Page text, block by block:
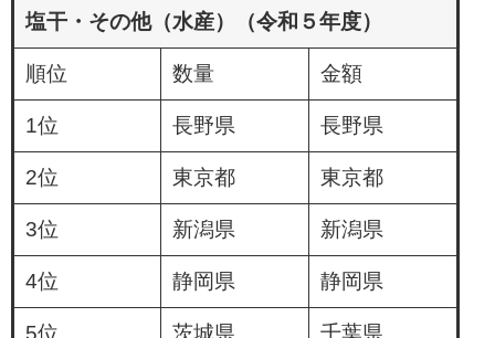
塩干・その他（水産）（令和５年度）
順位 数量 金額
1位 長野県 長野県
2位 東京都 東京都
3位 新潟県 新潟県
4位 静岡県 静岡県
5位 茨城県 千葉県